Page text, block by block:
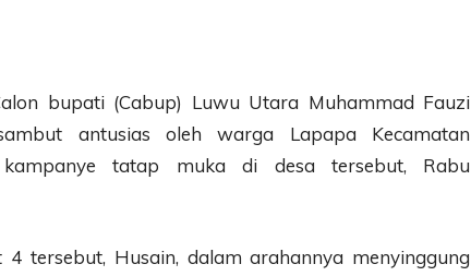
bupati (Cabup) Luwu Utara Muhammad Fauzi
antusias oleh warga Lapapa Kecamatan
kampanye tatap muka di desa tersebut, Rabu
tersebut, Husain, dalam arahannya menyinggung